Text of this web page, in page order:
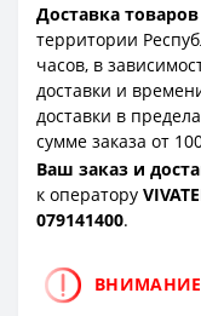
Доставка товаров
территории
часов, в
доставки и
доставки в
сумме заказа от
Ваш заказ и
к оператору
079141400.